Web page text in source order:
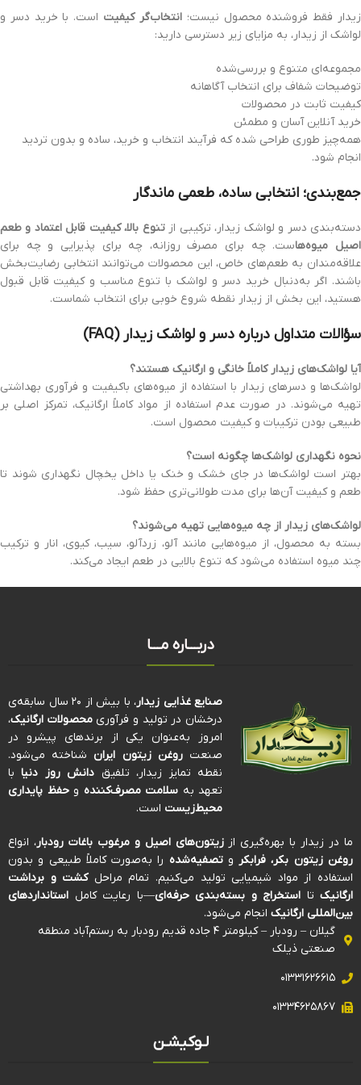
زیدار فقط فروشنده محصول نیست؛انتخاب‌گر کیفیت است. با خرید دسر و
لواشک از زیدار، به مزایای زیر دسترسی دارید:
مجموعه‌ای متنوع و بررسی‌شده
توضیحات شفاف برای انتخاب آگاهانه
کیفیت ثابت در محصولات
خرید آنلاین آسان و مطمئن
همه‌چیز طوری طراحی شده که فرآیند انتخاب و خرید، ساده و بدون تردید
انجام شود.
جمع‌بندی؛ انتخابی ساده، طعمی ماندگار
دسته‌بندی دسر و لواشک زیدار، ترکیبی ازتنوع بالا، کیفیت قابل اعتماد و طعم
اصیل میوه‌هاست. چه برای مصرف روزانه، چه برای پذیرایی و چه برای
علاقه‌مندان به طعم‌های خاص، این محصولات می‌توانند انتخابی رضایت‌بخش
باشند. اگر به‌دنبال خرید دسر و لواشک با تنوع مناسب و کیفیت قابل قبول
هستید، این بخش از زیدار نقطه شروع خوبی برای انتخاب شماست.
سؤالات متداول درباره دسر و لواشک زیدار (FAQ)
آیا لواشک‌های زیدار کاملاً خانگی و ارگانیک هستند؟
لواشک‌ها و دسرهای زیدار با استفاده از میوه‌های باکیفیت و فرآوری بهداشتی
تهیه می‌شوند. در صورت عدم استفاده از مواد کاملاً ارگانیک، تمرکز اصلی بر
طبیعی بودن ترکیبات و کیفیت محصول است.
نحوه نگهداری لواشک‌ها چگونه است؟
بهتر است لواشک‌ها در جای خشک و خنک یا داخل یخچال نگهداری شوند تا
طعم و کیفیت آن‌ها برای مدت طولانی‌تری حفظ شود.
لواشک‌های زیدار از چه میوه‌هایی تهیه می‌شوند؟
بسته به محصول، از میوه‌هایی مانند آلو، زردآلو، سیب، کیوی، انار و ترکیب
چند میوه استفاده می‌شود که تنوع بالایی در طعم ایجاد می‌کند.
دربـــاره مـــا
صنایع غذایی زیدار
، با بیش از ۲۰ سال سابقه‌ی
درخشان در تولید و فرآوریمحصولات ارگانیک،
امروز به‌عنوان یکی از برندهای پیشرو در
صنعتروغن زیتون ایرانشناخته می‌شود.
نقطه تمایز زیدار، تلفیق دانش روز دنیابا
تعهد به سلامت مصرف‌کننده وحفظ پایداری
محیط‌زیست است.
ما در زیدار با بهره‌گیری اززیتون‌های اصیل و مرغوب باغات رودبار، انواع
روغن زیتون بکر، فرابکر وتصفیه‌شده را به‌صورت کاملاً طبیعی و بدون
استفاده از مواد شیمیایی تولید می‌کنیم. تمام مراحلکشت و برداشت
ارگانیک تا استخراج و بسته‌بندی حرفه‌ای—با رعایت کامل استانداردهای
بین‌المللی ارگانیک انجام می‌شود.
گیلان – رودبار – کیلومتر ۴ جاده قدیم رودبار به رستم‌آباد منطقه
صنعتی ذیلک
۰۱۳۳۱۶۲۶۶۱۵
۰۱۳۳۴۶۲۵۸۶۷
لـوکیشـن